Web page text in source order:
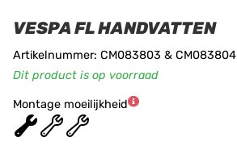
VESPA FL HANDVATTEN
Artikelnummer: CM083803 & CM083804
Dit product is op voorraad
Montage moeilijkheid
★★★